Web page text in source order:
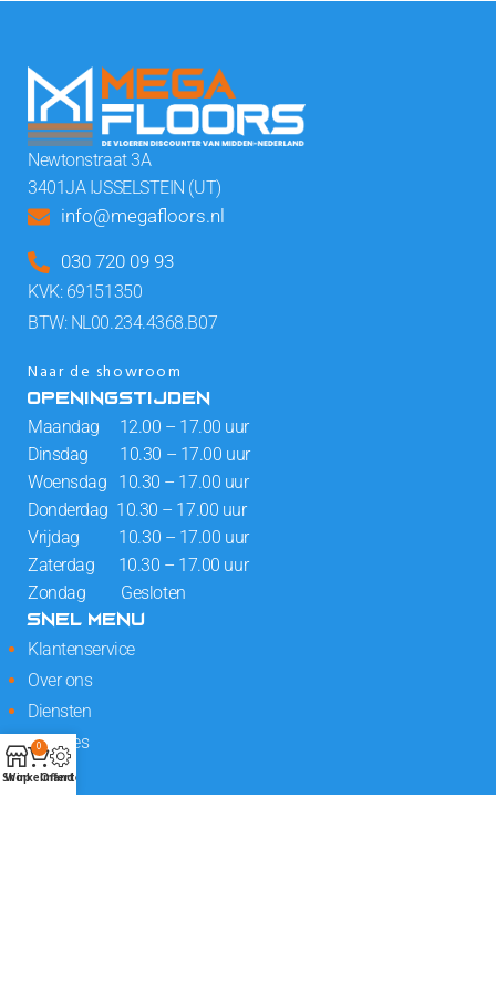
Newtonstraat 3A
3401JA IJSSELSTEIN (UT)
info@megafloors.nl
030 720 09 93
KVK: 69151350
BTW: NL00.234.4368.B07
Naar de showroom
OPENINGSTIJDEN
Maandag 12.00 – 17.00 uur
Dinsdag 10.30 – 17.00 uur
Woensdag 10.30 – 17.00 uur
Donderdag 10.30 – 17.00 uur
Vrijdag 10.30 – 17.00 uur
Zaterdag 10.30 – 17.00 uur
Zondag Gesloten
SNEL MENU
Klantenservice
Over ons
Diensten
Locaties
Shop
0
Winkelmand
Offerte